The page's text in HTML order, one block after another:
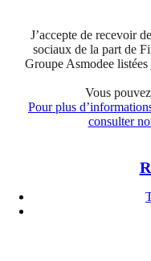
J’accepte de recevoir
sociaux de la part de
Groupe Asmodee listées
Vous
Pour plus
consulter